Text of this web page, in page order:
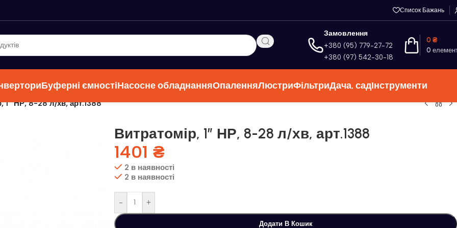
Список Бажань
Замовлення
+380 (95) 779-27-72
+380 (97) 542-30-18
0
0 ₴
Буферні ємностіНасосне обладнанняОпаленняЛюстриФільтриДача, садІнструменти
1″ НР, 8-28 л/хв, арт.1388
Витратомір, 1″ НР, 8-28 л/хв, арт.1388
1401 ₴
2 в наявності
2 в наявності
- +
Додати В Кошик